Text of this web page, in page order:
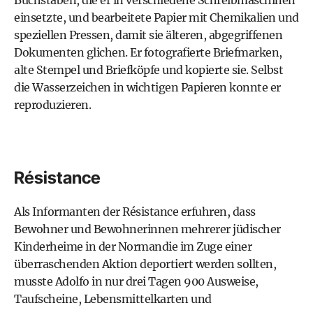
einsetzte, und bearbeitete Papier mit Chemikalien und
speziellen Pressen, damit sie älteren, abgegriffenen
Dokumenten glichen. Er fotografierte Briefmarken,
alte Stempel und Briefköpfe und kopierte sie. Selbst
die Wasserzeichen in wichtigen Papieren konnte er
reproduzieren.
Résistance
Als Informanten der Résistance erfuhren, dass
Bewohner und Bewohnerinnen mehrerer jüdischer
Kinderheime in der Normandie im Zuge einer
überraschenden Aktion deportiert werden sollten,
musste Adolfo in nur drei Tagen 900 Ausweise,
Taufscheine, Lebensmittelkarten und